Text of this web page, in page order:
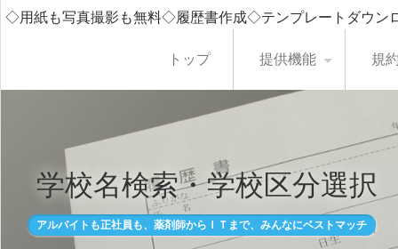
◇用紙も写真撮影も無料◇履歴書作成◇テンプレートダウ
トップ 提供機能 規
学校名検索・学校区分選択
アルバイトも正社員も、薬剤師からＩＴまで、みんなにベストマッチ